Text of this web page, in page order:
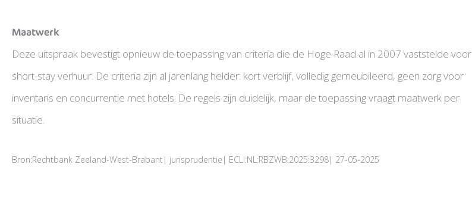
Maatwerk
Deze uitspraak bevestigt opnieuw de toepassing van criteria die de Hoge Raad al in 2007 vaststelde voor
short-stay verhuur. De criteria zijn al jarenlang helder: kort verblijf, volledig gemeubileerd, geen zorg voor
inventaris en concurrentie met hotels. De regels zijn duidelijk, maar de toepassing vraagt maatwerk per
situatie.
Bron:Rechtbank Zeeland-West-Brabant| jurisprudentie| ECLI:NL:RBZWB:2025:3298| 27-05-2025